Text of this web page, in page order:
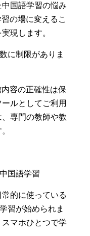
国語学習の悩み
習の場に変えるこ
現します。
に制限がありま
容の正確性は保
ルとしてご利用
専門の教師や教
。
国語学習
的に使っている
習が始められま
マホひとつで学